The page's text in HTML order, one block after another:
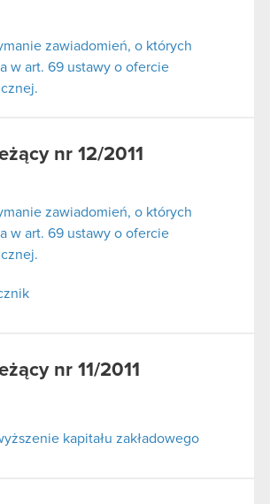
zawiadomień, o których
w art. 69 ustawy o ofercie
nr 12/2011
zawiadomień, o których
w art. 69 ustawy o ofercie
nr 11/2011
kapitału zakładowego